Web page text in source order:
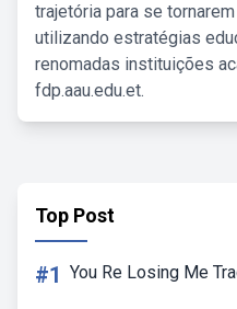
trajetória para se
utilizando estratégias
renomadas instituições
fdp.aau.edu.et.
Top Post
#1 You Re Losing Me